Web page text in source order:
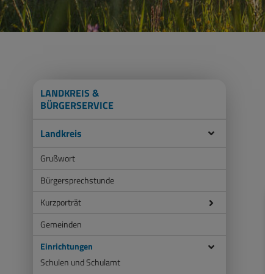
LANDKREIS &
BÜRGERSERVICE
Landkreis
Grußwort
Bürgersprechstunde
Kurzporträt
Gemeinden
Einrichtungen
Schulen und Schulamt